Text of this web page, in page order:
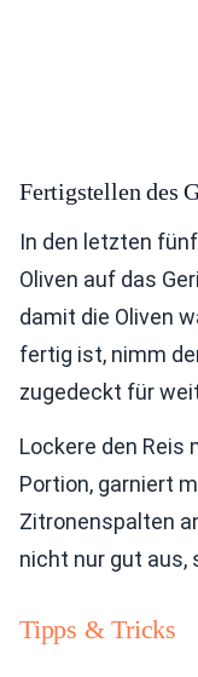
Fertigstellen des
In den letzten
Oliven auf das
damit die Oliven
fertig ist, nimm
zugedeckt für
Lockere den Reis
Portion, garniert
Zitronenspalten
nicht nur gut
Tipps & Tricks